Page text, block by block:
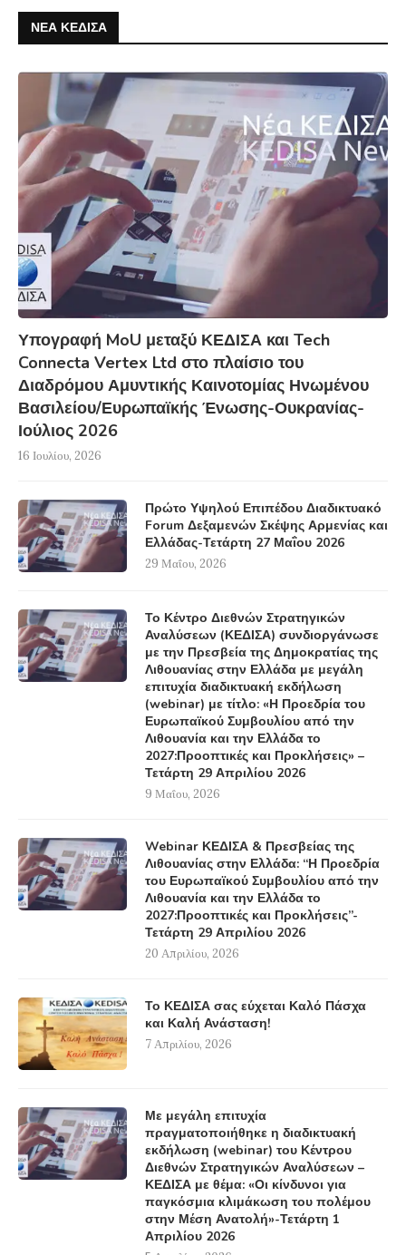
ΝΕΑ ΚΕΔΙΣΑ
Υπογραφή MoU μεταξύ ΚΕΔΙΣΑ και Tech
Connecta Vertex Ltd στο πλαίσιο του
Διαδρόμου Αμυντικής Καινοτομίας Ηνωμένου
Βασιλείου/Ευρωπαϊκής Ένωσης-Ουκρανίας-
Ιούλιος 2026
16 Ιουλίου, 2026
Πρώτο Υψηλού Επιπέδου Διαδικτυακό
Forum Δεξαμενών Σκέψης Αρμενίας και
Ελλάδας-Τετάρτη 27 Μαΐου 2026
29 Μαΐου, 2026
Το Κέντρο Διεθνών Στρατηγικών
Αναλύσεων (ΚΕΔΙΣΑ) συνδιοργάνωσε
με την Πρεσβεία της Δημοκρατίας της
Λιθουανίας στην Ελλάδα με μεγάλη
επιτυχία διαδικτυακή εκδήλωση
(webinar) με τίτλο: «Η Προεδρία του
Ευρωπαϊκού Συμβουλίου από την
Λιθουανία και την Ελλάδα το
2027:Προοπτικές και Προκλήσεις» –
Τετάρτη 29 Απριλίου 2026
9 Μαΐου, 2026
Webinar ΚΕΔΙΣΑ & Πρεσβείας της
Λιθουανίας στην Ελλάδα: “Η Προεδρία
του Ευρωπαϊκού Συμβουλίου από την
Λιθουανία και την Ελλάδα το
2027:Προοπτικές και Προκλήσεις”-
Τετάρτη 29 Απριλίου 2026
20 Απριλίου, 2026
Το ΚΕΔΙΣΑ σας εύχεται Καλό Πάσχα
και Καλή Ανάσταση!
7 Απριλίου, 2026
Με μεγάλη επιτυχία
πραγματοποιήθηκε η διαδικτυακή
εκδήλωση (webinar) του Κέντρου
Διεθνών Στρατηγικών Αναλύσεων –
ΚΕΔΙΣΑ με θέμα: «Οι κίνδυνοι για
παγκόσμια κλιμάκωση του πολέμου
στην Μέση Ανατολή»-Τετάρτη 1
Απριλίου 2026